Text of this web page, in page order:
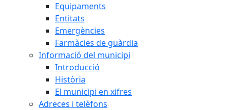
Equipaments
Entitats
Emergències
Farmàcies de guàrdia
Informació del municipi
Introducció
Història
El municipi en xifres
Adreces i telèfons